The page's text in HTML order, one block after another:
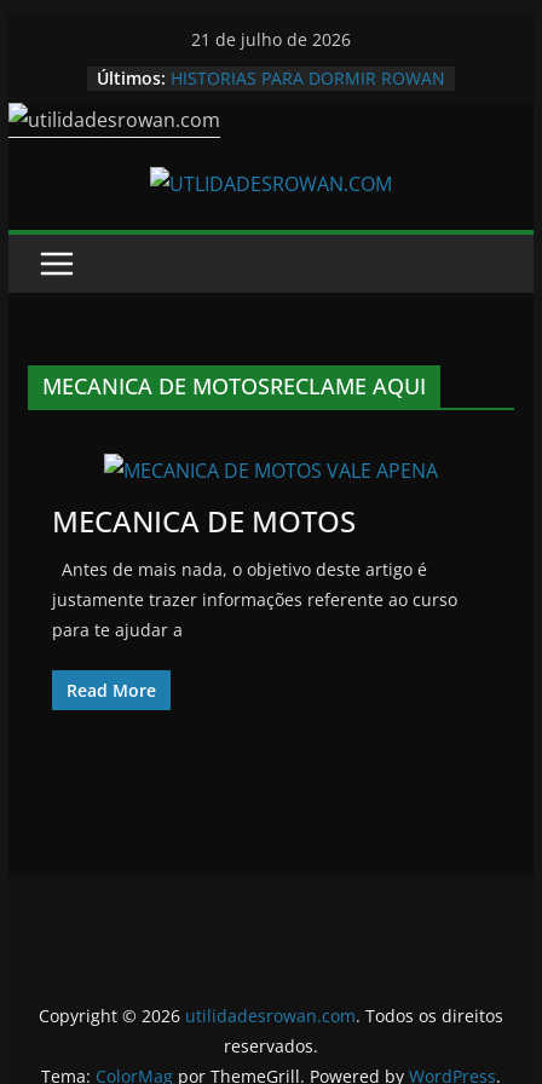
conteúdo
21 de julho de 2026
Últimos: HISTORIAS PARA DORMIR ROWAN
MECANICA DE MOTOSRECLAME AQUI
MECANICA DE MOTOS
Antes de mais nada, o objetivo deste artigo é
justamente trazer informações referente ao curso
para te ajudar a
Read More
Copyright © 2026 utilidadesrowan.com. Todos os direitos
reservados.
Tema: ColorMagpor ThemeGrill. Powered by WordPress.